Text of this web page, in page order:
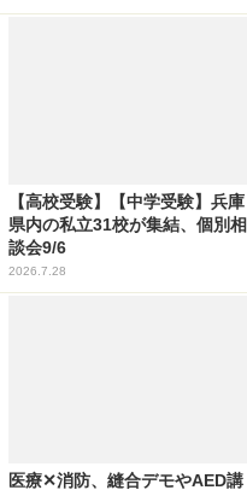
【高校受験】【中学受験】兵庫
県内の私立31校が集結、個別相
談会9/6
2026.7.28
医療✕消防、縫合デモやAED講